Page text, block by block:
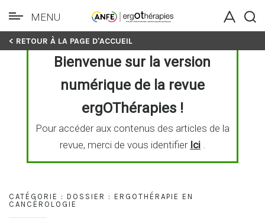
Skip
MENU
< RETOUR À LA PAGE D'ACCUEIL
Bienvenue sur la version
numérique de la revue
ergOThérapies !
Pour accéder aux contenus des articles de la
revue, merci de vous identifier Ici.
CATÉGORIE : DOSSIER : ERGOTHÉRAPIE EN
CANCÉROLOGIE